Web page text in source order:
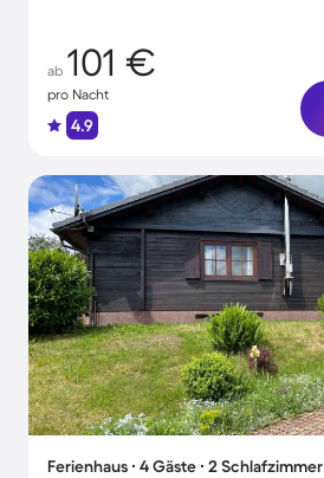
ab 101 €
pro Nacht
4.9
Ferienhaus ∙ 4 Gäste ∙ 2 Schlafzimmer